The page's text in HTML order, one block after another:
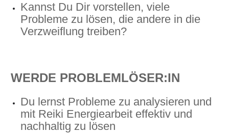
Kannst Du Dir vorstellen, viele
Probleme zu lösen, die andere in die
Verzweiflung treiben?
WERDE PROBLEMLÖSER:IN
Du lernst Probleme zu analysieren und
mit Reiki Energiearbeit effektiv und
nachhaltig zu lösen